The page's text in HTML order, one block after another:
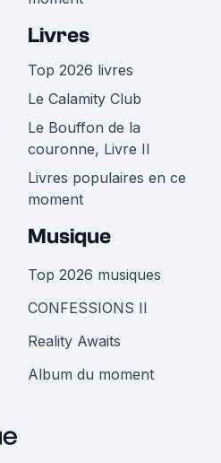
Livres
Top 2026 livres
Le Calamity Club
Le Bouffon de la
couronne, Livre II
Livres populaires en ce
moment
Musique
Top 2026 musiques
CONFESSIONS II
Reality Awaits
Album du moment